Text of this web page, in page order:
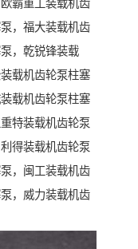
霸重工装载机齿
，福大装载机齿
，乾锐锋装载
载机齿轮泵柱塞
载机齿轮泵柱塞
特装载机齿轮泵
得装载机齿轮泵
，闽工装载机齿
，威力装载机齿